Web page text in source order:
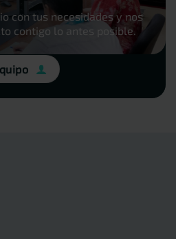
con tus necesidades y nos
contigo lo antes posible.